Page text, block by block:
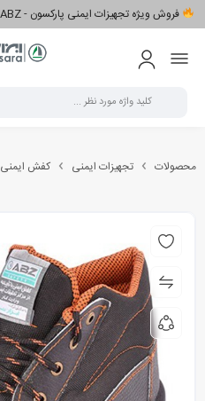
فروش ویژه تجهیزات ایمنی پارکسون - ABZ
محصولات تجهیزات ایمنی کفش ایمنی